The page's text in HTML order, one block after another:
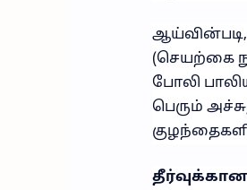
(செயற்கை
போலி
பெரும்